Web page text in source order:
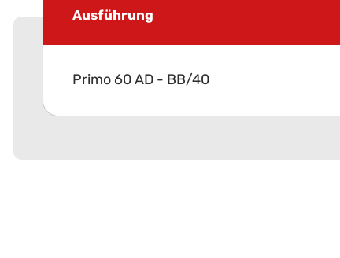
Ausführung
Primo 60 AD - BB/40